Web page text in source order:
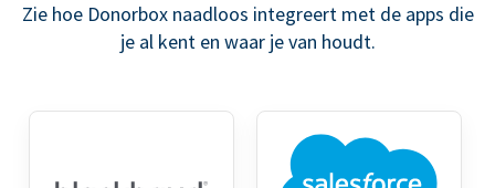
Zie hoe Donorbox naadloos integreert met de apps die
je al kent en waar je van houdt.